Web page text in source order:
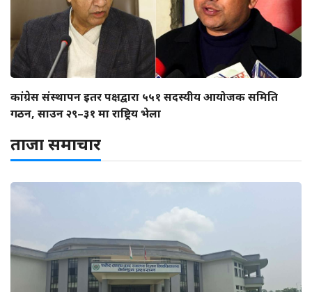
कांग्रेस संस्थापन इतर पक्षद्वारा ५५१ सदस्यीय आयोजक समिति
गठन, साउन २९–३१ मा राष्ट्रिय भेला
ताजा समाचार